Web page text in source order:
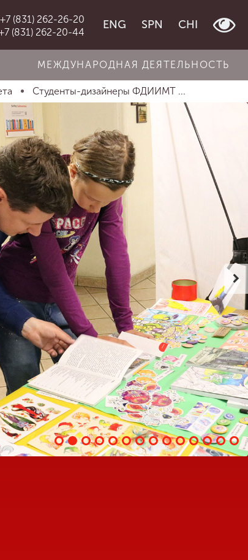
+7 (831) 262-26-20
(831) 262-20-44
ENG SPN CHI
МЕЖДУНАРОДНАЯ ДЕЯТЕЛЬНОСТЬ
Студенты-дизайнеры ФДИИМТ ...